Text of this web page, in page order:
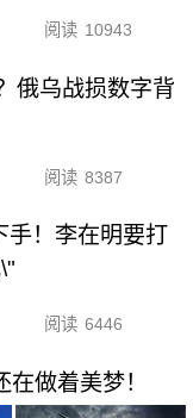
阅读 10943
俄乌战损数字背
阅读 8387
手！李在明要打
阅读 6446
做着美梦！